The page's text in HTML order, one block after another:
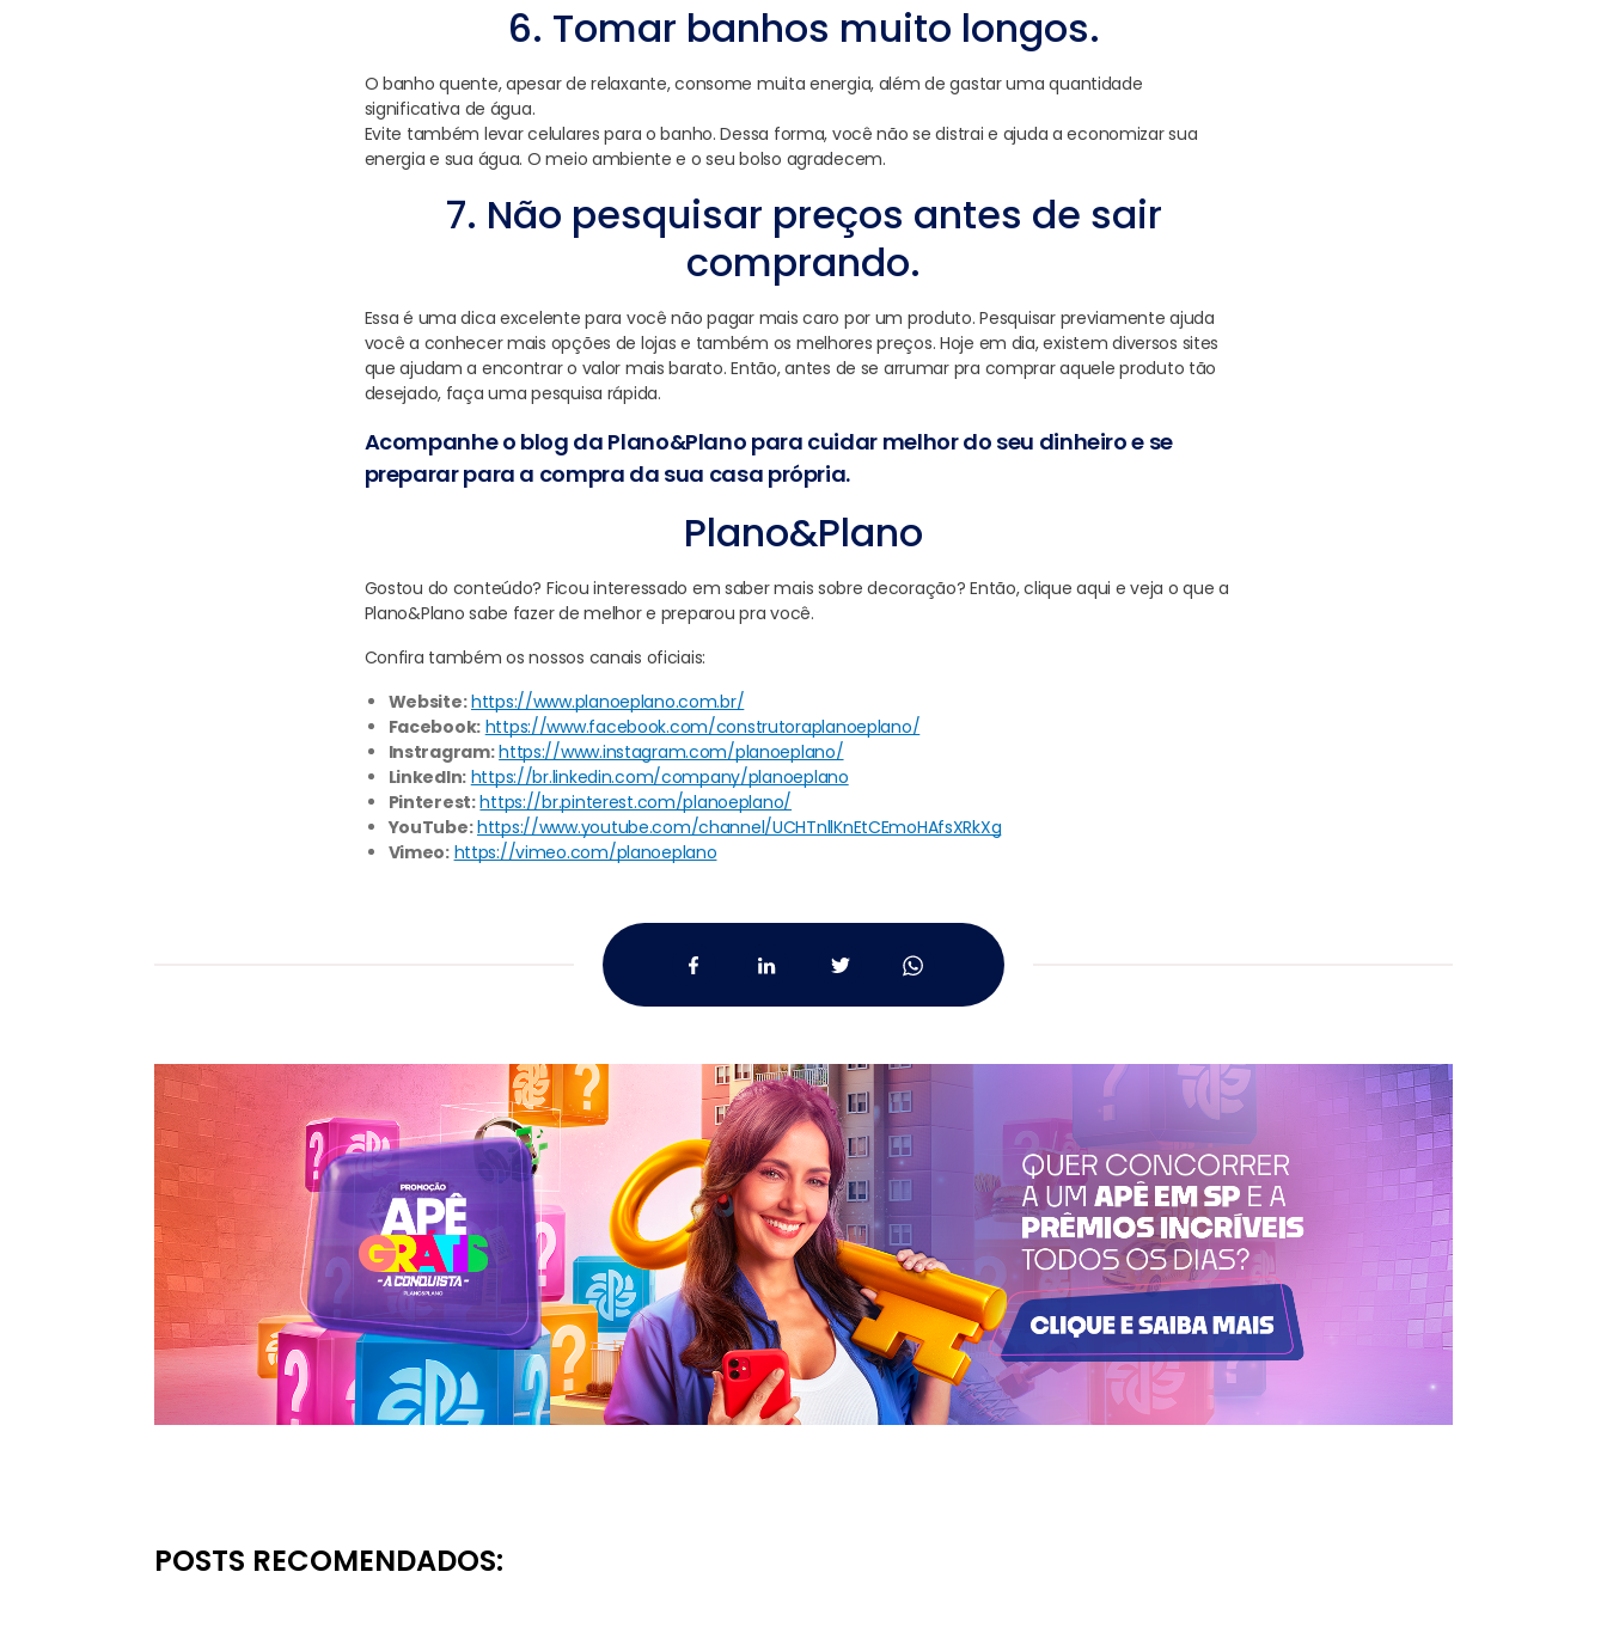
6. Tomar banhos muito longos.
O banho quente, apesar de relaxante, consome muita energia, além de gastar uma quantidade
significativa de água.
Evite também levar celulares para o banho. Dessa forma, você não se distrai e ajuda a economizar sua
energia e sua água. O meio ambiente e o seu bolso agradecem.
7. Não pesquisar preços antes de sair
comprando.
Essa é uma dica excelente para você não pagar mais caro por um produto. Pesquisar previamente ajuda
você a conhecer mais opções de lojas e também os melhores preços. Hoje em dia, existem diversos sites
que ajudam a encontrar o valor mais barato. Então, antes de se arrumar pra comprar aquele produto tão
desejado, faça uma pesquisa rápida.
Acompanhe o blog da Plano&Plano para cuidar melhor do seu dinheiro e se
preparar para a compra da sua casa própria.
Plano&Plano
Gostou do conteúdo? Ficou interessado em saber mais sobre decoração? Então, clique aqui e veja o que a
Plano&Plano sabe fazer de melhor e preparou pra você.
Confira também os nossos canais oficiais:
Website:https://www.planoeplano.com.br/
Facebook: https://www.facebook.com/construtoraplanoeplano/
Instragram:https://www.instagram.com/planoeplano/
LinkedIn: https://br.linkedin.com/company/planoeplano
Pinterest:https://br.pinterest.com/planoeplano/
YouTube:https://www.youtube.com/channel/UCHTnllKnEtCEmoHAfsXRkXg
Vimeo: https://vimeo.com/planoeplano
POSTS RECOMENDADOS: